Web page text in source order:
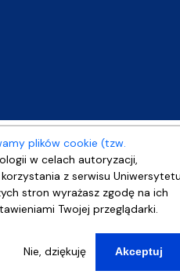
plików cookie (tzw.
w celach autoryzacji,
z serwisu
stron wyrażasz zgodę na ich
Twojej przeglądarki.
Nie, dziękuję Akceptuj